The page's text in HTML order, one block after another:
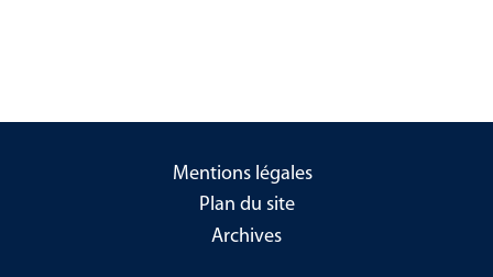
Mentions légales
Plan du site
Archives